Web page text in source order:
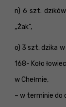
n) 6 szt.
„Żak”,
o) 3 szt. dzika
168- Koło
w Chełmie,
– w terminie do